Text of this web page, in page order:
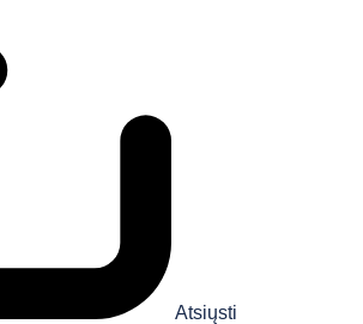
Atsiųsti